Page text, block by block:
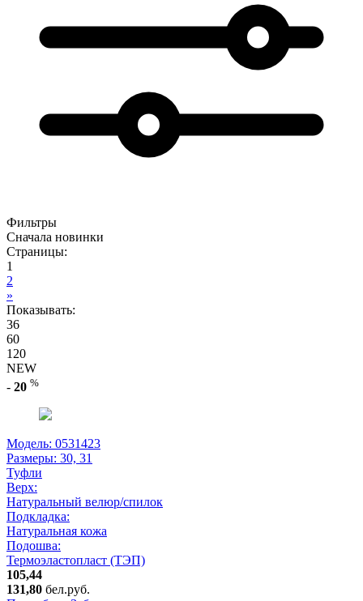
Фильтры
Сначала новинки
Страницы:
1
2
»
Показывать:
36
60
120
NEW
- 20 %
Модель: 0531423
Размеры: 30, 31
Туфли
Верх:
Натуральный велюр/спилок
Подкладка:
Натуральная кожа
Подошва:
Термоэластопласт (ТЭП)
105,44
131,80 бел.руб.